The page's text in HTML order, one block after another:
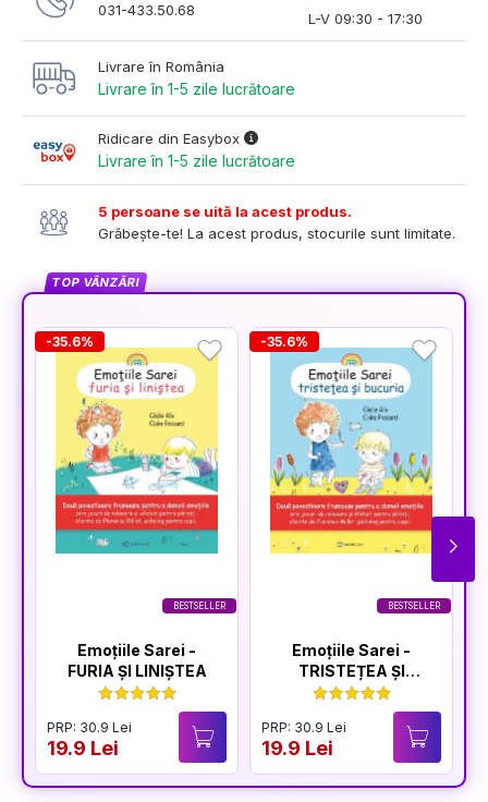
031-433.50.68
L-V 09:30 - 17:30
Livrare în România
Livrare în 1-5 zile lucrătoare
Ridicare din Easybox
Livrare în 1-5 zile lucrătoare
5 persoane se uită la acest produs.
Grăbește-te! La acest produs, stocurile sunt limitate.
TOP VÂNZĂRI
BESTSELLER
-35.6%
Emoțiile Sarei -
FURIA ȘI LINIȘTEA
PRP: 30.9 Lei
19.9 Lei
BESTSELLER
-35.6%
Emoțiile Sarei -
TRISTEȚEA ȘI
BUCURIA
PRP: 30.9 Lei
19.9 Lei